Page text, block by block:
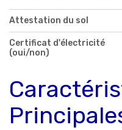
Attestation du sol
Certificat d'électricité
(oui/non)